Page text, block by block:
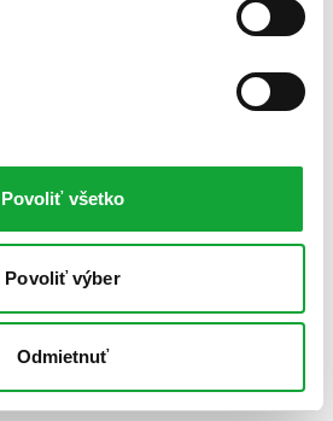
Povoliť všetko
Povoliť výber
Odmietnuť